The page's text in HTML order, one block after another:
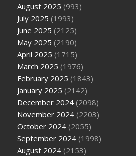
August 2025 (993)
July 2025 (1993)
June 2025 (2125)
May 2025 (2190)
April 2025 (1715)
March 2025 (1976)
February 2025 (1843)
January 2025 (2142)
December 2024 (2098)
November 2024 (2203)
October 2024 (2055)
September 2024 (1998)
August 2024 (2153)